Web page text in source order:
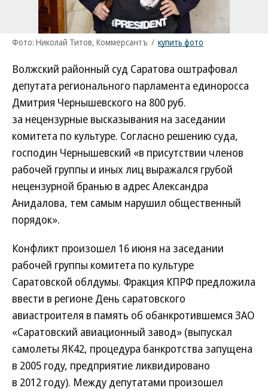
Фото: Николай Титов, Коммерсантъ / купить фото
Волжский районный суд Саратова оштрафовал
депутата регионального парламента единоросса
Дмитрия Чернышевского на 800 руб.
за нецензурные высказывания на заседании
комитета по культуре. Согласно решению суда,
господин Чернышевский «в присутствии членов
рабочей группы и иных лиц выражался грубой
нецензурной бранью в адрес Александра
Анидалова, тем самым нарушил общественный
порядок».
Конфликт произошел 16 июня на заседании
рабочей группы комитета по культуре
Саратовской облдумы. Фракция КПРФ предложила
ввести в регионе День саратовского
авиастроителя в память об обанкротившемся ЗАО
«Саратовский авиационный завод» (выпускал
самолеты ЯК42, процедура банкротства запущена
в 2005 году, предприятие ликвидировано
в 2012 году). Между депутатами произошел